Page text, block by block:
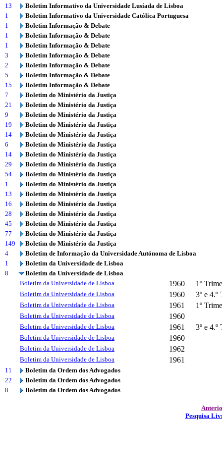
13
Boletim Informativo da Universidade Lusíada de Lisboa
1
Boletim Informativo da Universidade Católica Portuguesa
1
Boletim Informação & Debate
1
Boletim Informação & Debate
1
Boletim Informação & Debate
3
Boletim Informação & Debate
2
Boletim Informação & Debate
5
Boletim Informação & Debate
15
Boletim Informação & Debate
7
Boletim do Ministério da Justiça
21
Boletim do Ministério da Justiça
9
Boletim do Ministério da Justiça
19
Boletim do Ministério da Justiça
14
Boletim do Ministério da Justiça
6
Boletim do Ministério da Justiça
14
Boletim do Ministério da Justiça
29
Boletim do Ministério da Justiça
54
Boletim do Ministério da Justiça
1
Boletim do Ministério da Justiça
13
Boletim do Ministério da Justiça
16
Boletim do Ministério da Justiça
28
Boletim do Ministério da Justiça
45
Boletim do Ministério da Justiça
77
Boletim do Ministério da Justiça
149
Boletim do Ministério da Justiça
4
Boletim de Informação da Universidade Autónoma de Lisboa
1
Boletim da Universidade de Lisboa
8
Boletim da Universidade de Lisboa
Boletim da Universidade de Lisboa
1960 1º
Boletim da Universidade de Lisboa 1960 3º e 4.º
Boletim da Universidade de Lisboa 1961 1º
Boletim da Universidade de Lisboa 1960
Boletim da Universidade de Lisboa 1961 3º e 4.º
Boletim da Universidade de Lisboa 1960
Boletim da Universidade de Lisboa 1962
Boletim da Universidade de Lisboa 1961
11
Boletim da Ordem dos Advogados
22
Boletim da Ordem dos Advogados
8
Boletim da Ordem dos Advogados
Pesquisa